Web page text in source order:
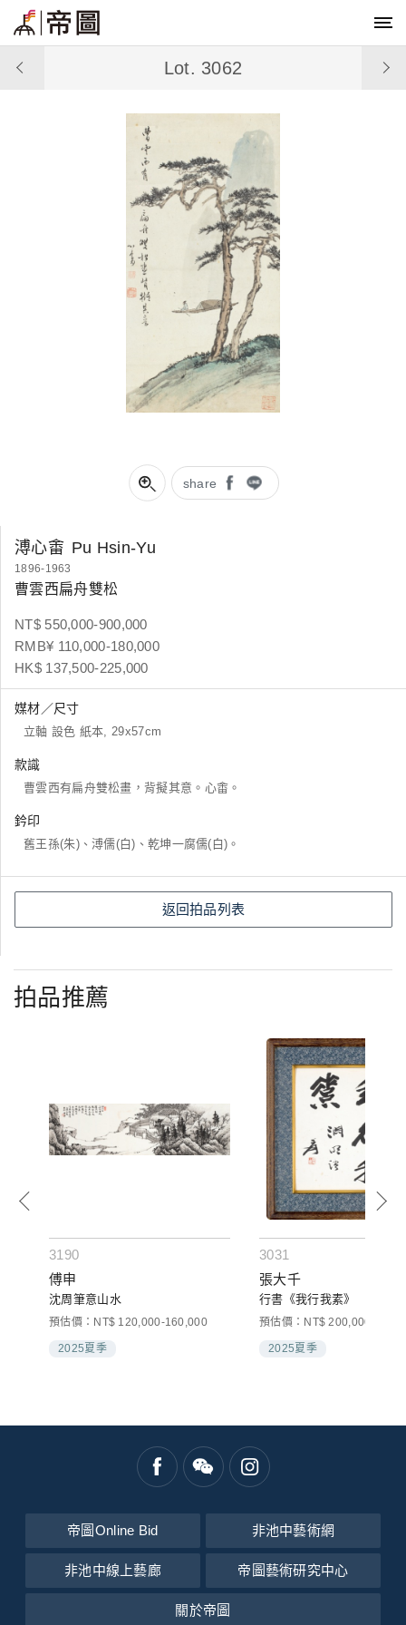
share
Lot. 3062
溥心畬 Pu Hsin-Yu
1896-1963
曹雲西扁舟雙松
NT$ 550,000-900,000
RMB¥ 110,000-180,000
HK$ 137,500-225,000
媒材／尺寸
立軸 設色 紙本, 29x57cm
款識
曹雲西有扁舟雙松畫，背擬其意。心畬。
鈐印
舊王孫(朱)、溥儒(白)、乾坤一腐儒(白)。
返回拍品列表
拍品推薦
3190
傅申
沈周筆意山水
預估價：NT$ 120,000-160,000
2025夏季
3031
張大千
行書《我行我素》
預估價：NT$ 200,000-
2025夏季
帝圖Online Bid 非池中藝術網
非池中線上藝廊 帝圖藝術研究中心
關於帝圖